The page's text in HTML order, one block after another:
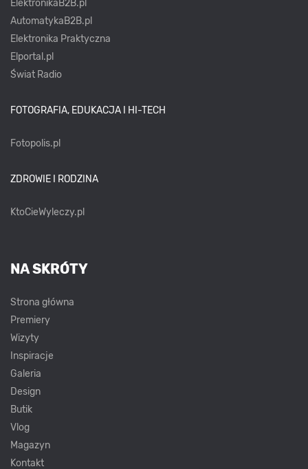
ElektronikaB2B.pl
AutomatykaB2B.pl
Elektronika Praktyczna
Elportal.pl
Świat Radio
FOTOGRAFIA, EDUKACJA I HI-TECH
Fotopolis.pl
ZDROWIE I RODZINA
KtoCieWyleczy.pl
NA SKRÓTY
Strona główna
Premiery
Wizyty
Inspiracje
Galeria
Design
Butik
Vlog
Magazyn
Kontakt